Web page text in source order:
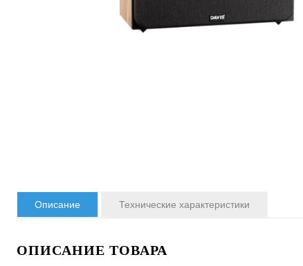
Описание Технические характеристики
ОПИСАНИЕ ТОВАРА